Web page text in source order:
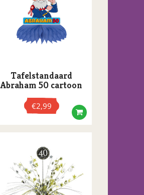
Tafelstandaard
Abraham 50 cartoon
€2,99